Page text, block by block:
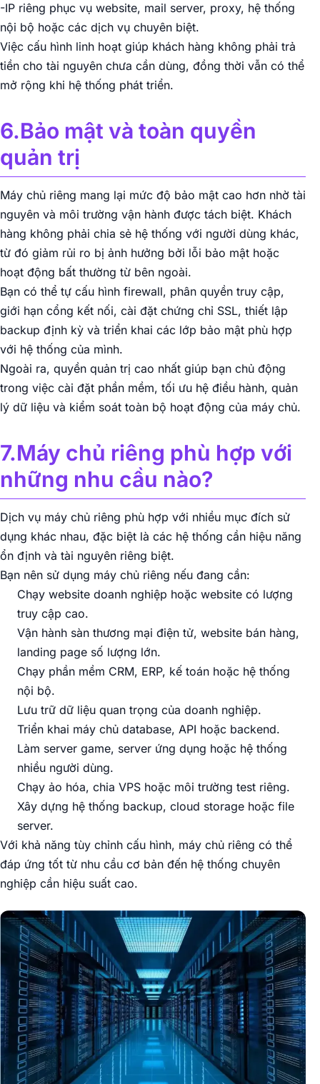
-IP riêng phục vụ website, mail server, proxy, hệ thống
nội bộ hoặc các dịch vụ chuyên biệt.
Việc cấu hình linh hoạt giúp khách hàng không phải trả
tiền cho tài nguyên chưa cần dùng, đồng thời vẫn có thể
mở rộng khi hệ thống phát triển.
6.Bảo mật và toàn quyền
quản trị
Máy chủ riêng mang lại mức độ bảo mật cao hơn nhờ tài
nguyên và môi trường vận hành được tách biệt. Khách
hàng không phải chia sẻ hệ thống với người dùng khác,
từ đó giảm rủi ro bị ảnh hưởng bởi lỗi bảo mật hoặc
hoạt động bất thường từ bên ngoài.
Bạn có thể tự cấu hình firewall, phân quyền truy cập,
giới hạn cổng kết nối, cài đặt chứng chỉ SSL, thiết lập
backup định kỳ và triển khai các lớp bảo mật phù hợp
với hệ thống của mình.
Ngoài ra, quyền quản trị cao nhất giúp bạn chủ động
trong việc cài đặt phần mềm, tối ưu hệ điều hành, quản
lý dữ liệu và kiểm soát toàn bộ hoạt động của máy chủ.
7.Máy chủ riêng phù hợp với
những nhu cầu nào?
Dịch vụ máy chủ riêng phù hợp với nhiều mục đích sử
dụng khác nhau, đặc biệt là các hệ thống cần hiệu năng
ổn định và tài nguyên riêng biệt.
Bạn nên sử dụng máy chủ riêng nếu đang cần:
Chạy website doanh nghiệp hoặc website có lượng
truy cập cao.
Vận hành sàn thương mại điện tử, website bán hàng,
landing page số lượng lớn.
Chạy phần mềm CRM, ERP, kế toán hoặc hệ thống
nội bộ.
Lưu trữ dữ liệu quan trọng của doanh nghiệp.
Triển khai máy chủ database, API hoặc backend.
Làm server game, server ứng dụng hoặc hệ thống
nhiều người dùng.
Chạy ảo hóa, chia VPS hoặc môi trường test riêng.
Xây dựng hệ thống backup, cloud storage hoặc file
server.
Với khả năng tùy chỉnh cấu hình, máy chủ riêng có thể
đáp ứng tốt từ nhu cầu cơ bản đến hệ thống chuyên
nghiệp cần hiệu suất cao.